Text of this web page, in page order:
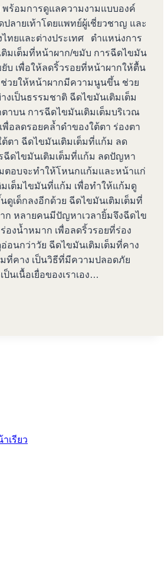
พร้อมการดูแลความงามแบบองค์
ปลายเท้าโดยแพทย์ผู้เชี่ยวชาญ และ
ทยและต่างประเทศ ตำแหน่งการ
มเต็มที่หน้าผาก/ขมับ การฉีดไขมัน
บ เพื่อให้ลดริ้วรอยที่หน้าผากให้ตื้น
วยให้หน้าผากมีความนูนขึ้น ช่วย
เป็นธรรมชาติ ฉีดไขมันเติมเต็ม
ตาบน การฉีดไขมันเติมเต็มบริเวณ
พื่อลดรอยคล้ำดำของใต้ตา ร่องตา
ต้ตา ฉีดไขมันเติมเต็มที่แก้ม ลด
ดไขมันเติมเต็มที่แก้ม ลดปัญหา
ตอบจะทำให้โหนกแก้มและหน้าแก่
มเต็มไขมันที่แก้ม เพื่อทำให้แก้มดู
เด็กลงอีกด้วย ฉีดไขมันเติมเต็มที่
ก หลายคนมีปัญหาเวลายิ้มจึงฉีดไข
องน้ำหมาก เพื่อลดริ้วรอยที่ร่อง
อนกว่าวัย ฉีดไขมันเติมเต็มที่คาง
ที่คาง เป็นวิธีที่มีความปลอดภัย
ป็นเนื้อเยื่อของเราเอง…
เรียว